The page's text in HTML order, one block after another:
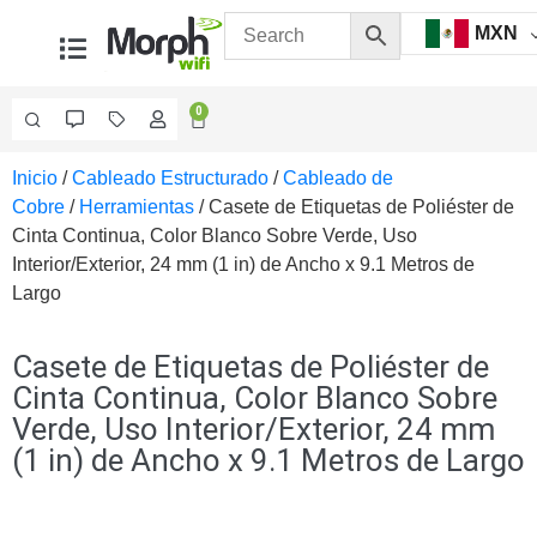
MXN
0
Videovigilancia
Accesorios
Generales
Accesorios
para
Computadora
y
SmartphonesCajas
de
Inicio /Cableado Estructurado /Cableado de
Cobre / Herramientas / Casete de Etiquetas de Poliéster de
Cinta Continua, Color Blanco Sobre Verde, Uso
Interior/Exterior, 24 mm (1 in) de Ancho x 9.1 Metros de
Largo
Casete de Etiquetas de Poliéster de
Cinta Continua, Color Blanco Sobre
Verde, Uso Interior/Exterior, 24 mm
(1 in) de Ancho x 9.1 Metros de Largo